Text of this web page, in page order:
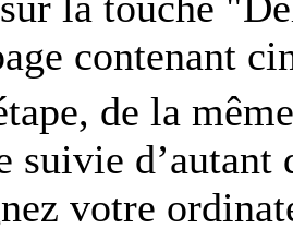
contenant
de la
suivie d’autant
votre